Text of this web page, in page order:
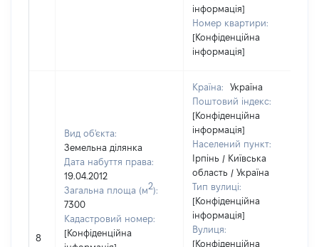
інформація]
Номер квартири:
[Конфіденційна
інформація]
8
Вид об'єкта:
Земельна ділянка
Дата набуття права:
19.04.2012
Загальна площа (м2):
7300
Кадастровий номер:
[Конфіденційна
Країна:
Україна
Поштовий індекс:
[Конфіденційна
інформація]
Населений пункт:
Ірпінь / Київська
область / Україна
Тип вулиці:
[Конфіденційна
інформація]
Вулиця:
[Конфіденційна